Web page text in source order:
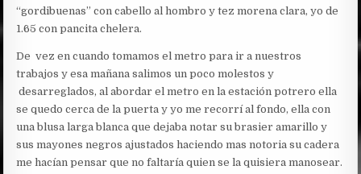
“gordibuenas” con cabello al hombro y tez morena clara, yo de
1.65 con pancita chelera.
De vez en cuando tomamos el metro para ir a nuestros
trabajos y esa mañana salimos un poco molestos y
desarreglados, al abordar el metro en la estación potrero ella
se quedo cerca de la puerta y yo me recorrí al fondo, ella con
una blusa larga blanca que dejaba notar su brasier amarillo y
sus mayones negros ajustados haciendo mas notoria su cadera
me hacían pensar que no faltaría quien se la quisiera manosear.